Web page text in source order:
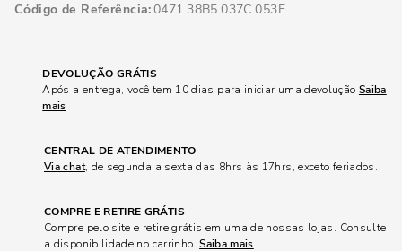
Código de Referência 0471.38B5.037C.053E
DEVOLUÇÃO GRÁTIS
Após a entrega, você tem 10 dias para iniciar uma devolução Saiba
mais
CENTRAL DE ATENDIMENTO
Via chat, de segunda a sexta das 8hrs às 17hrs, exceto feriados.
COMPRE E RETIRE GRÁTIS
Compre pelo site e retire grátis em uma de nossas lojas. Consulte
a disponibilidade no carrinho.Saiba mais